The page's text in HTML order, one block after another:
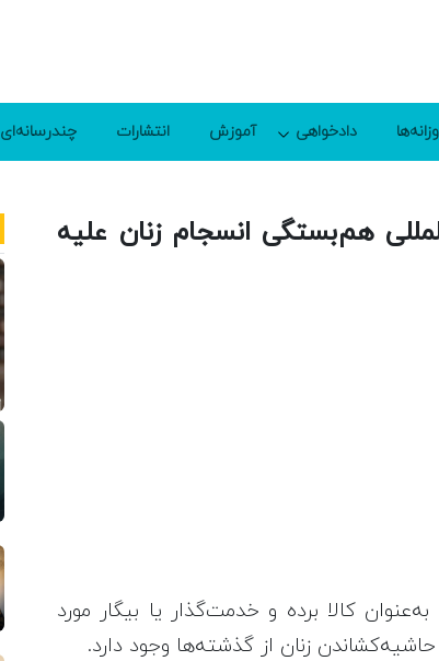
دادخواهی آموزش انتشارات چندرسانه‌ای
هم‌بستگی انسجام زنان علیه
کالا برده و خدمت‌گذار یا بیگار مورد
حاشیه‌کشاندن زنان از گذشته‌ها وجود دارد.